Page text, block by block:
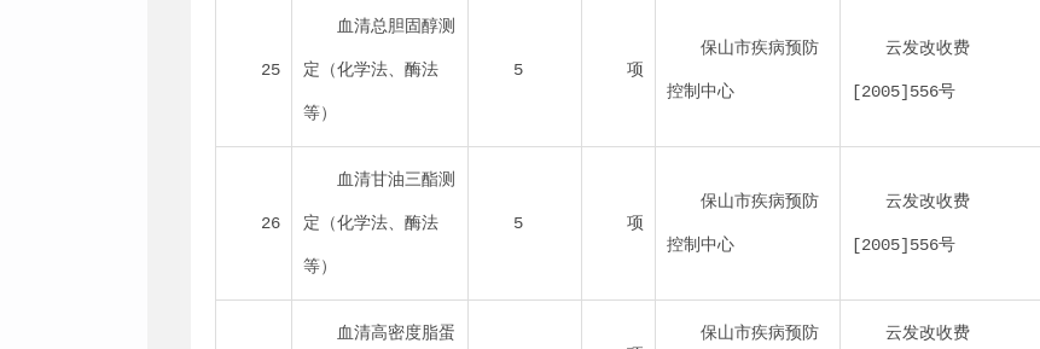
25
血清总胆固醇测
定（化学法、酶法
等）
5 项
保山市疾病预防
控制中心
云发改收费
[2005]556号
26
血清甘油三酯测
定（化学法、酶法
等）
5 项
保山市疾病预防
控制中心
云发改收费
[2005]556号
血清高密度脂蛋
保山市疾病预防
云发改收费